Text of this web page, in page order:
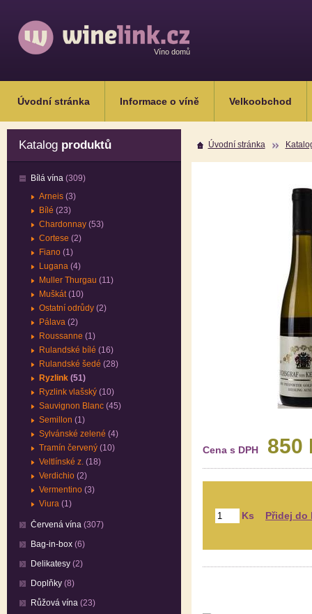
Víno domů
Úvodní stránka Informace o víně Velkoobchod
Katalog produktů
Bílá vína (309)
Arneis (3)
Bílé (23)
Chardonnay (53)
Cortese (2)
Fiano (1)
Lugana (4)
Muller Thurgau (11)
Muškát(10)
Ostatní odrůdy (2)
Pálava (2)
Roussanne (1)
Rulandské bílé (16)
Rulandské šedé (28)
Ryzlink (51)
Ryzlink vlašský (10)
Sauvignon Blanc (45)
Semillon (1)
Sylvánské zelené (4)
Tramín červený (10)
Veltlínské z. (18)
Verdichio (2)
Vermentino (3)
Viura (1)
Červená vína (307)
Bag-in-box (6)
Delikatesy (2)
Doplňky (8)
Růžová vína (23)
Úvodní stránka
Cena s DPH 850
Ks